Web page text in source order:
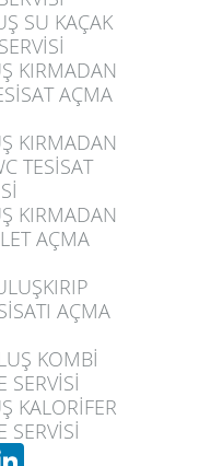
SU KAÇAK
KIRMADAN
AÇMA
KIRMADAN
TESİSAT
KIRMADAN
AÇMA
KIRIP
AÇMA
KOMBİ
SERVİSİ
KALORİFER
SERVİSİ